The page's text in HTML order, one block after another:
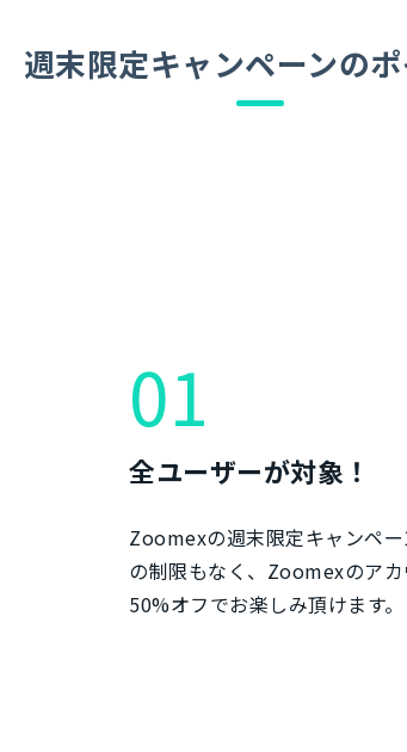
週末限定キャンペーンの
01
全ユーザーが対象！
Zoomexの週末限定キャンペー
の制限もなく、Zoomexのア
50%オフでお楽しみ頂けます。